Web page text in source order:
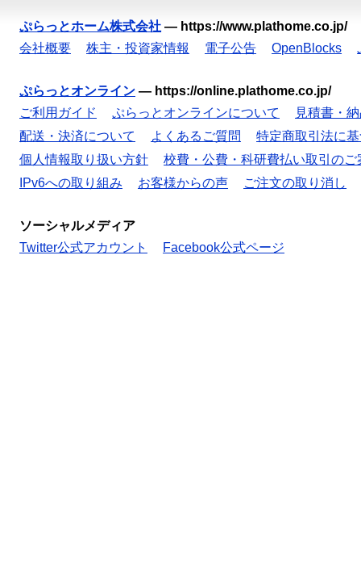
ぷらっとホーム株式会社 — https://www.plathome.co.jp/
会社概要
株主・投資家情報 電子公告 OpenBlocks
ぷらっとオンライン — https://online.plathome.co.jp/
ご利用ガイド
ぷらっとオンラインについて
見積書・
配送・決済について
よくあるご質問
特定商取引法に
個人情報取り扱い方針
校費・公費・科研費払い取引のご
IPv6への取り組み
お客様からの声 ご注文の取り消し
ソーシャルメディア
Twitter公式アカウント
Facebook公式ページ